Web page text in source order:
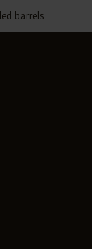
barrels